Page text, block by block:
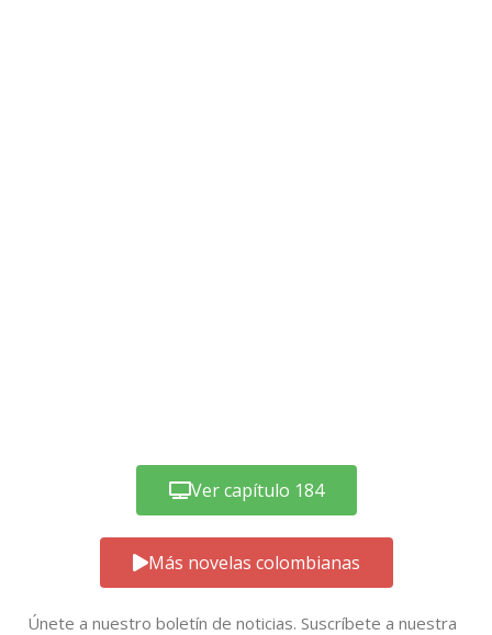
Ver capítulo 184
Más novelas colombianas
Únete a nuestro boletín de noticias. Suscríbete a nuestra